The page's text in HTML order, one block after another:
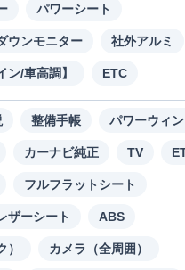
パワーシート
ウンモニター 社外アルミ
ン/車高調】 ETC
整備手帳 パワーウィ
カーナビ純正 TV
フルフラットシート
ザーシート ABS
カメラ（全周囲）